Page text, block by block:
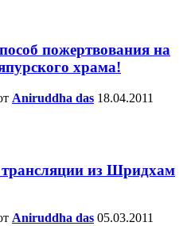
пожертвования на
храма!
Aniruddha das 18.04.2011
из Шридхам
Aniruddha das 05.03.2011